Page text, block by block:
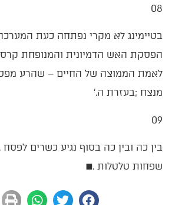
08‭ ‬
‬מנצח‭; ‬בעזרת‭ ‬ה‮'‬‭.‬
09‭ ‬
‬שפחות‭ ‬טלטלות‭. ‬
■